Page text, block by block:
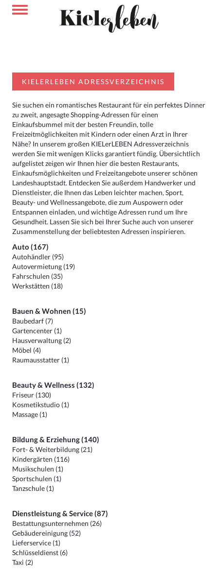
KIELERLEBEN ADRESSVERZEICHNIS
Sie suchen ein romantisches Restaurant für ein perfektes Dinner
zu zweit, angesagte Shopping-Adressen für einen
Einkaufsbummel mit der besten Freundin, tolle
Freizeitmöglichkeiten mit Kindern oder einen Arzt in Ihrer
Nähe? In unserem großen KIELerLEBEN Adressverzeichnis
werden Sie mit wenigen Klicks garantiert fündig. Übersichtlich
aufgelistet zeigen wir Ihnen hier die besten Restaurants,
Einkaufsmöglichkeiten und Freizeitangebote unserer schönen
Landeshauptstadt. Entdecken Sie außerdem Handwerker und
Dienstleister, die Ihnen das Leben leichter machen, Sport,
Beauty- und Wellnessangebote, die zum Auspowern oder
Entspannen einladen, und wichtige Adressen rund um Ihre
Gesundheit. Lassen Sie sich bei Ihrer Suche auch von unserer
Zusammenstellung der beliebtesten Adressen inspirieren.
Auto (167)
Autohändler (95)
Autovermietung (19)
Fahrschulen (35)
Werkstätten (18)
Bauen & Wohnen (15)
Baubedarf (7)
Gartencenter (1)
Hausverwaltung (2)
Möbel (4)
Raumausstatter (1)
Beauty & Wellness (132)
Friseur (130)
Kosmetikstudio (1)
Massage (1)
Bildung & Erziehung (140)
Fort- & Weiterbildung (21)
Kindergärten (116)
Musikschulen (1)
Sportschulen (1)
Tanzschule (1)
Dienstleistung & Service (87)
Bestattungsunternehmen (26)
Gebäudereinigung (52)
Lieferservice (1)
Schlüsseldienst (6)
Taxi (2)